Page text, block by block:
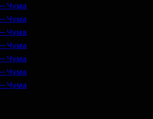
Чума
Чума
Чума
Чума
Чума
Чума
Чума